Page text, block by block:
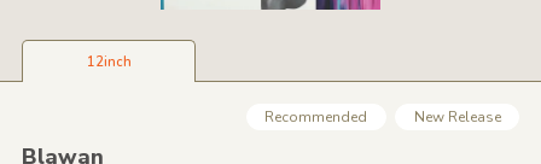
12inch
Recommended New Release
Blawan